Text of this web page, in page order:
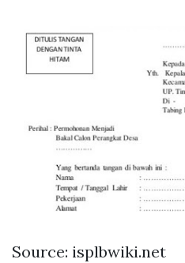
Source: isplbwiki.net